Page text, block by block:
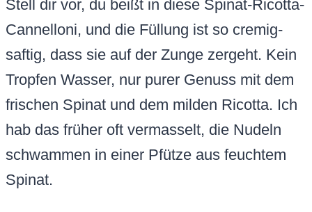
Stell dir vor, du beißt in diese Spinat-Ricotta-
Cannelloni, und die Füllung ist so cremig-
saftig, dass sie auf der Zunge zergeht. Kein
Tropfen Wasser, nur purer Genuss mit dem
frischen Spinat und dem milden Ricotta. Ich
hab das früher oft vermasselt, die Nudeln
schwammen in einer Pfütze aus feuchtem
Spinat.